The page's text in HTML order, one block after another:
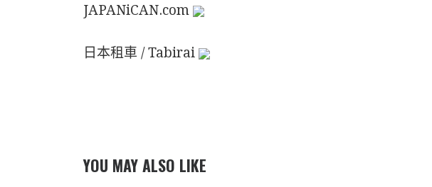
YOU MAY ALSO LIKE
JAPANiCAN.com
日本租車 / Tabirai